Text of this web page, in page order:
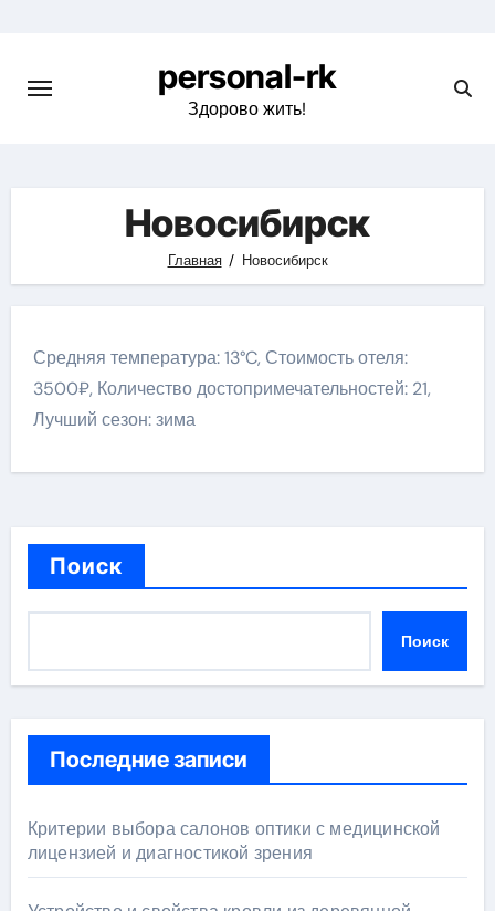
содержимому
personal-rk
Здорово жить!
Новосибирск
Главная Новосибирск
Средняя температура: 13°C, Стоимость отеля:
3500₽, Количество достопримечательностей: 21,
Лучший сезон: зима
Поиск
Поиск
Последние записи
Критерии выбора салонов оптики с медицинской
лицензией и диагностикой зрения